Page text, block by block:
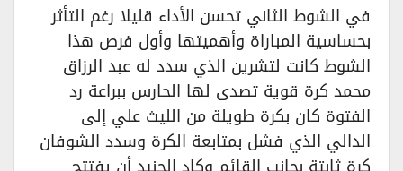
في الشوط الثاني تحسن الأداء قليلا رغم التأثر
بحساسية المباراة وأهميتها وأول فرص هذا
الشوط كانت لتشرين الذي سدد له عبد الرزاق
محمد كرة قوية تصدى لها الحارس ببراعة رد
الفتوة كان بكرة طويلة من الليث علي إلى
الدالي الذي فشل بمتابعة الكرة وسدد الشوفان